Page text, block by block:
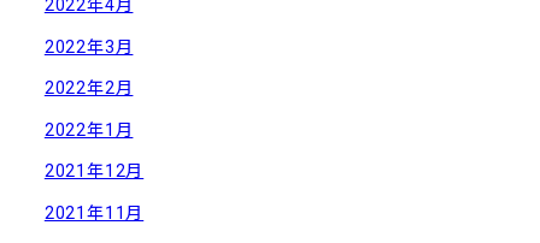
2022年4月
2022年3月
2022年2月
2022年1月
2021年12月
2021年11月